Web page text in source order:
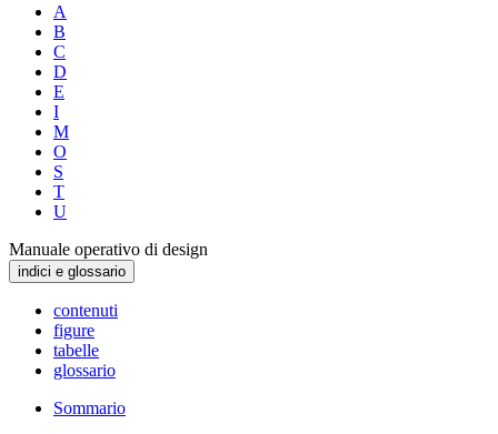
A
B
C
D
E
I
M
O
S
T
U
Manuale operativo di design
indici e glossario
contenuti
figure
tabelle
glossario
Sommario